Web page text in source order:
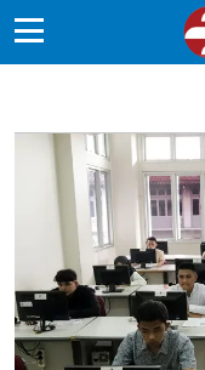
Sekolah Kita
Vokasi
Kampus
Sains